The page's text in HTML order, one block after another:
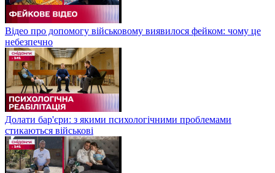
Відео про допомогу військовому виявилося фейком: чому це
небезпечно
Долати бар'єри: з якими психологічними проблемами
стикаються військові